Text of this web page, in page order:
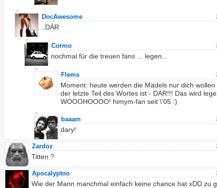
DocAwesome
..DÄR
Cormo
nochmal für die treuen fans ... legen...
Flems
Moment: heute werden die Mädels nur dich wollen
der letzte Teil des Wortes ist - DÄR!!! Das wird
WOOOHOOOO! himym-fan seit \'05 :)
baaam
dary!
Zardoz
Titten ?
Apocalyptoo
Wie der Mann manchmal einfach keine chance hat xDD zu